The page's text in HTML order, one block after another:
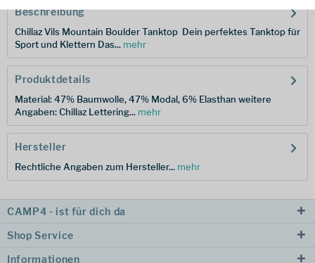
Beschreibung
Chillaz Vils Mountain Boulder Tanktop  Dein perfektes Tanktop für
Sport und Klettern Das... mehr
Produktdetails
Material: 47% Baumwolle, 47% Modal, 6% Elasthan weitere
Angaben: Chillaz Lettering... mehr
Hersteller
Rechtliche Angaben zum Hersteller... mehr
CAMP4 - ist für dich da
Shop Service
Informationen